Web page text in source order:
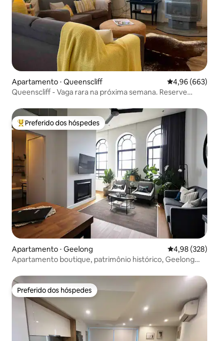
Apartamento ⋅ Queenscliff 4,96 de uma
4,96 (663)
Queenscliff - Vaga rara na próxima semana. Reserve
Entre os melhores preferidos dos hóspedes
Preferido dos hóspedes
Apartamento ⋅ Geelong 4,98 de uma
4,98 (328)
Apartamento boutique, patrimônio histórico, Geelong
Preferido dos hóspedes
Preferido dos hóspedes